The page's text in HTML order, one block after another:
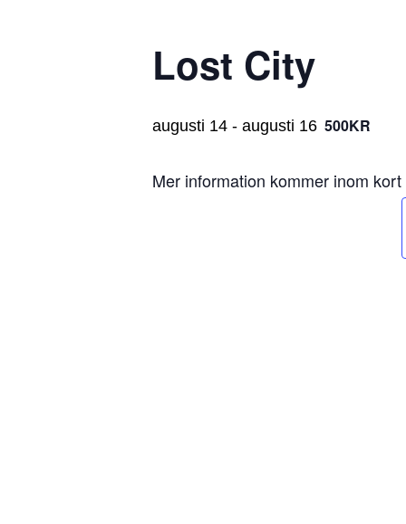
Lost City
augusti 14 - augusti 16 500KR
Mer information kommer inom kort